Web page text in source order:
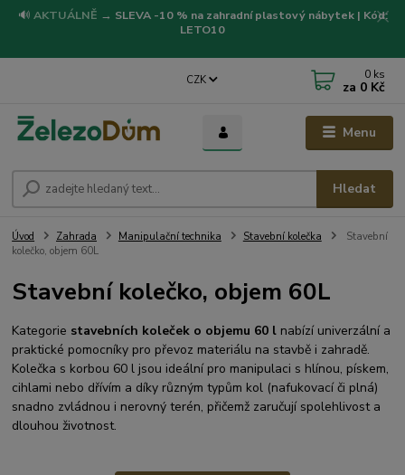
🔊 AKTUÁLNĚ → SLEVA -10 % na zahradní plastový nábytek | Kód:
LETO10
Menu
CZK
Hledat
0 ks
za 0 Kč
Úvod Zahrada Manipulační technika Stavební kolečka
Stavební
kolečko, objem 60L
Stavební kolečko, objem 60L
Kategorie stavebních koleček o objemu 60 l nabízí univerzální a
praktické pomocníky pro převoz materiálu na stavbě i zahradě.
Kolečka s korbou 60 l jsou ideální pro manipulaci s hlínou, pískem,
cihlami nebo dřívím a díky různým typům kol (nafukovací či plná)
snadno zvládnou i nerovný terén, přičemž zaručují spolehlivost a
dlouhou životnost.